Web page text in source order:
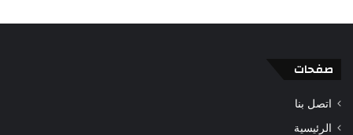
صفحات
اتصل بنا
الرئيسية